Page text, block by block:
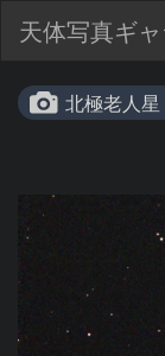
天体写真ギ
北極老人星